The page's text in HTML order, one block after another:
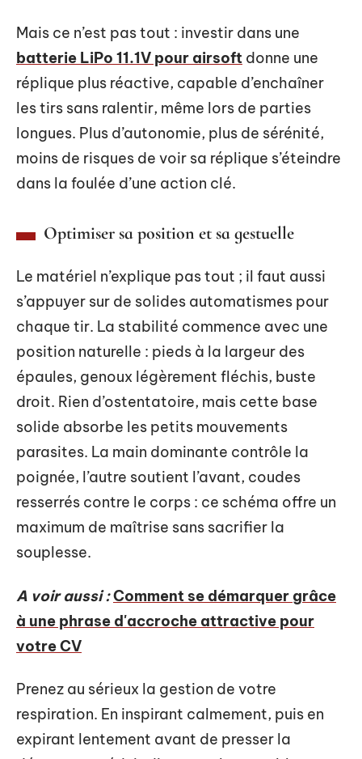
Mais ce n’est pas tout : investir dans une
batterie LiPo 11.1V pour airsoft donne une
réplique plus réactive, capable d’enchaîner
les tirs sans ralentir, même lors de parties
longues. Plus d’autonomie, plus de sérénité,
moins de risques de voir sa réplique s’éteindre
dans la foulée d’une action clé.
Optimiser sa position et sa gestuelle
Le matériel n’explique pas tout ; il faut aussi
s’appuyer sur de solides automatismes pour
chaque tir. La stabilité commence avec une
position naturelle : pieds à la largeur des
épaules, genoux légèrement fléchis, buste
droit. Rien d’ostentatoire, mais cette base
solide absorbe les petits mouvements
parasites. La main dominante contrôle la
poignée, l’autre soutient l’avant, coudes
resserrés contre le corps : ce schéma offre un
maximum de maîtrise sans sacrifier la
souplesse.
A voir aussi :Comment se démarquer grâce
à une phrase d'accroche attractive pour
votre CV
Prenez au sérieux la gestion de votre
respiration. En inspirant calmement, puis en
expirant lentement avant de presser la